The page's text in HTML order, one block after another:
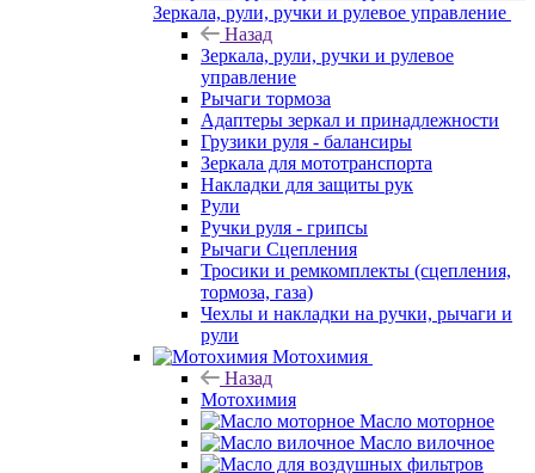
Зеркала, рули, ручки и рулевое управление
Назад
Зеркала, рули, ручки и рулевое
управление
Рычаги тормоза
Адаптеры зеркал и принадлежности
Грузики руля - балансиры
Зеркала для мототранспорта
Накладки для защиты рук
Рули
Ручки руля - грипсы
Рычаги Сцепления
Тросики и ремкомплекты (сцепления,
тормоза, газа)
Чехлы и накладки на ручки, рычаги и
рули
Мотохимия
Назад
Мотохимия
Масло моторное
Масло вилочное